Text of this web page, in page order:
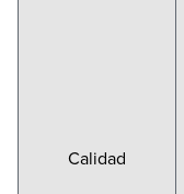
Calidad